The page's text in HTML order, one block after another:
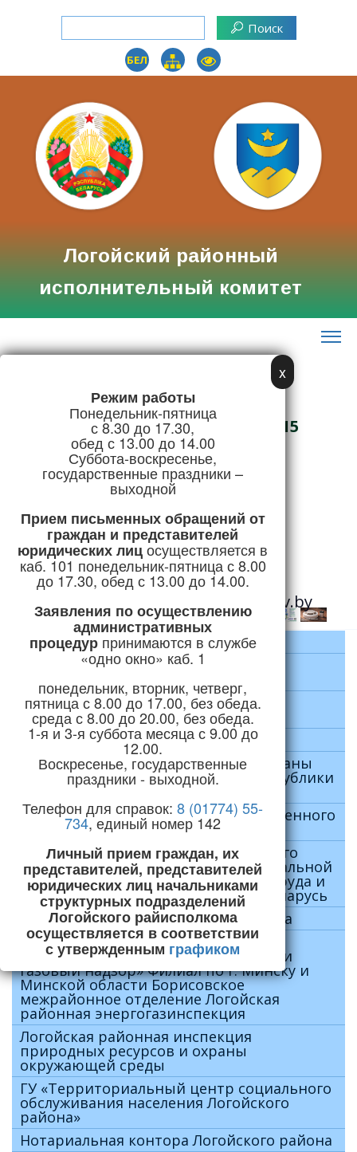
БЕЛ
Логойский районный
исполнительный комитет
Адрес:
г. Логойск, ул. Советская, 15
Телефон/Факс:
+375 (1774) 5-51-41
Режим работы
x
Режим работы
Понедельник-пятница
с 8.30 до 17.30,
обед с 13.00 до 14.00
Суббота-воскресенье,
государственные праздники –
выходной
Прием письменных обращений от
граждан и представителей
юридических лицосуществляется в
каб. 101 понедельник-пятница с 8.00
до 17.30, обед с 13.00 до 14.00.
Заявления по осуществлению
административных
процедурпринимаются в службе
«одно окно» каб. 1
понедельник, вторник, четверг,
пятница с 8.00 до 17.00, без обеда.
среда с 8.00 до 20.00, без обеда.
1-я и 3-я суббота месяца с 9.00 до
12.00.
Воскресенье, государственные
праздники - выходной.
Телефон для справок:8 (01774) 55-
734, единый номер 142
Личный прием граждан, их
представителей, представителей
юридических лиц начальниками
структурных подразделений
Логойского райисполкома
осуществляется в соответствии
с утвержденным графиком
Горячая линия:
+375 (1774) 5-24-04
priemnaya@logoysk.gov.by
Прокуратура Логойского района
Отдел внутренних дел Логойского
Логойский районный отдел по
чрезвычайным ситуациям
Суд Логойского района
Логойский отдел Департамента охраны
Министерства внутренних дел Республики
Беларусь
Логойский районный отдел Следственного
комитета Республики Беларусь
Логойский районный отдел Минского
областного управления фонда социальной
защиты населения министерства труда и
социальной защиты Республики Беларусь
Отдел загс Логойского райисполкома
Государственное учреждение
«Государственный энергетический и
газовый надзор» Филиал по г. Минску и
Минской области Борисовское
межрайонное отделение Логойская
районная энергогазинспекция
Логойская районная инспекция
природных ресурсов и охраны
окружающей среды
ГУ «Территориальный центр социального
обслуживания населения Логойского
района»
Нотариальная контора Логойского района